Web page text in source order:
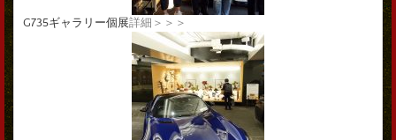
G735ギャラリー個展詳細＞＞＞